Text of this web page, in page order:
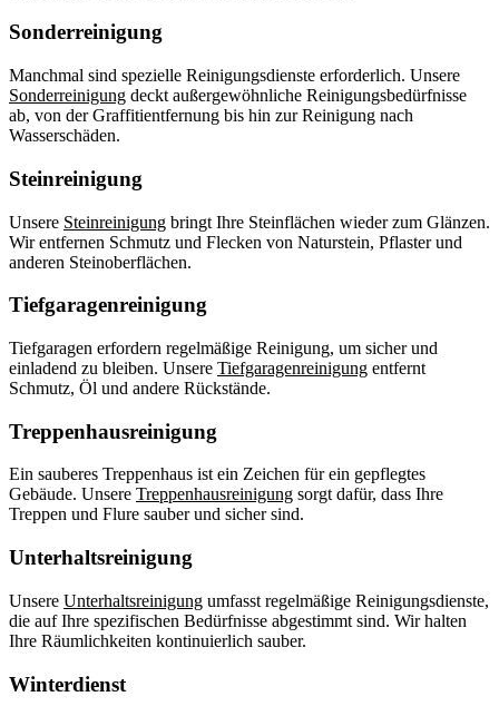
Sonderreinigung
Manchmal sind spezielle Reinigungsdienste erforderlich. Unsere
Sonderreinigung deckt außergewöhnliche Reinigungsbedürfnisse
ab, von der Graffitientfernung bis hin zur Reinigung nach
Wasserschäden.
Steinreinigung
Unsere Steinreinigung bringt Ihre Steinflächen wieder zum Glänzen.
Wir entfernen Schmutz und Flecken von Naturstein, Pflaster und
anderen Steinoberflächen.
Tiefgaragenreinigung
Tiefgaragen erfordern regelmäßige Reinigung, um sicher und
einladend zu bleiben. Unsere Tiefgaragenreinigung entfernt
Schmutz, Öl und andere Rückstände.
Treppenhausreinigung
Ein sauberes Treppenhaus ist ein Zeichen für ein gepflegtes
Gebäude. Unsere Treppenhausreinigung sorgt dafür, dass Ihre
Treppen und Flure sauber und sicher sind.
Unterhaltsreinigung
Unsere Unterhaltsreinigung umfasst regelmäßige Reinigungsdienste,
die auf Ihre spezifischen Bedürfnisse abgestimmt sind. Wir halten
Ihre Räumlichkeiten kontinuierlich sauber.
Winterdienst